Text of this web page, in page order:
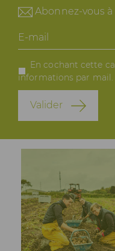
Abonnez-vous
E-
mail
En cochant cette
informations par mail.
Valider